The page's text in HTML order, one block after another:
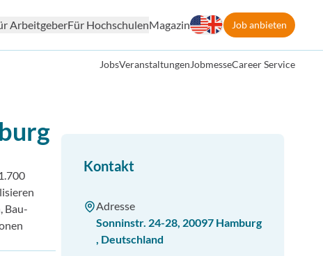
ArbeitgeberFür HochschulenMagazin Job anbieten
JobsVeranstaltungenJobmesseCareer Service
Bau­
Kontakt
Adresse
Sonninstr. 24-28, 20097 Hamburg
, Deutschland